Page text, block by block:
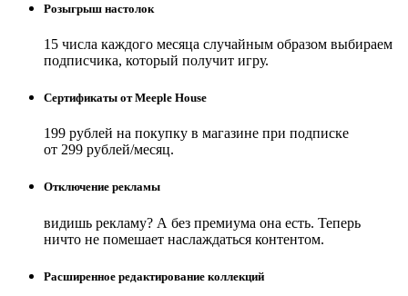
Розыгрыш настолок
15 числа каждого месяца случайным образом выбираем
подписчика, который получит игру.
Сертификаты от Meeple House
199 рублей на покупку в магазине при подписке
от 299 рублей/месяц.
Отключение рекламы
видишь рекламу? А без премиума она есть. Теперь
ничто не помешает наслаждаться контентом.
Расширенное редактирование коллекций